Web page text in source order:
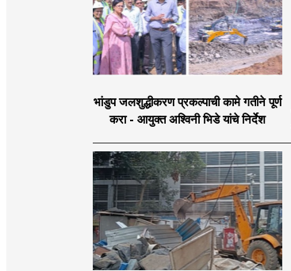
भांडुप जलशुद्धीकरण प्रकल्पाची कामे गतीने पूर्ण
करा - आयुक्त अश्विनी भिडे यांचे निर्देश